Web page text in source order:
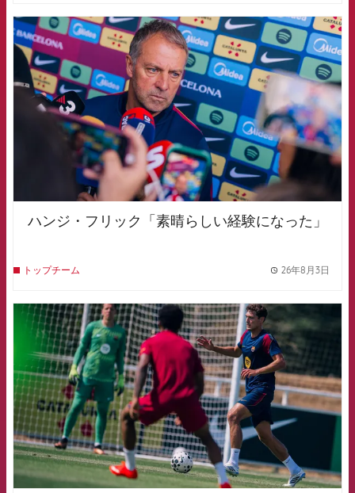
FCB Barcelona badge
ハンジ・フリック「素晴らしい経験になった」
トップチーム 26年8月3日
FCB Barcelona badge